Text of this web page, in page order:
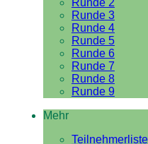
Runde 2
Runde 3
Runde 4
Runde 5
Runde 6
Runde 7
Runde 8
Runde 9
Mehr
Teilnehmerliste